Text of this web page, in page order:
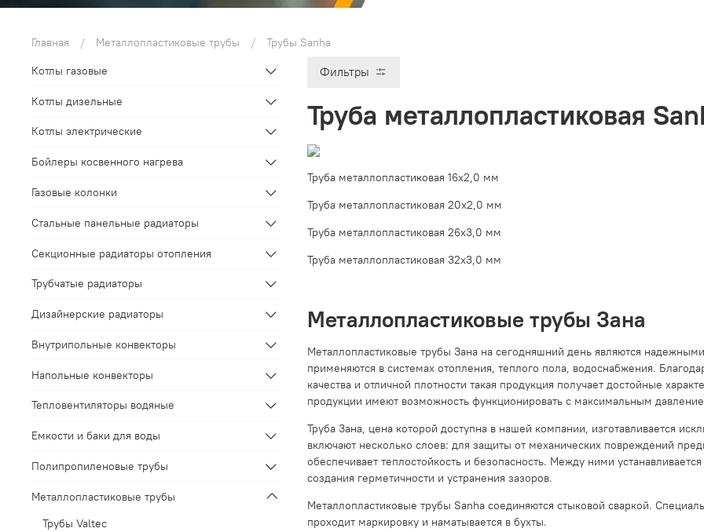
Главная Металлопластиковые трубы Трубы Sanha
Фильтры
Труба металлопластиковая
Труба металлопластиковая 16х2,0 мм
Труба металлопластиковая 20х2,0 мм
Труба металлопластиковая 26х3,0 мм
Труба металлопластиковая 32х3,0 мм
Металлопластиковые трубы Зана
Металлопластиковые трубы Зана на сегодняшний день являются
применяются в системах отопления, теплого пола, водоснабжения.
качества и отличной плотности такая продукция получает достойные
продукции имеют возможность функционировать с максимальным
Труба Зана, цена которой доступна в нашей компании, изготавливается
включают несколько слоев: для защиты от механических повреждений
обеспечивает теплостойкость и безопасность. Между ними
создания герметичности и устранения зазоров.
Металлопластиковые трубы Sanha соединяются стыковой сваркой.
проходит маркировку и наматывается в бухты.
Котлы газовые
Котлы дизельные
Котлы электрические
Бойлеры косвенного нагрева
Газовые колонки
Стальные панельные радиаторы
Секционные радиаторы отопления
Трубчатые радиаторы
Дизайнерские радиаторы
Внутрипольные конвекторы
Напольные конвекторы
Тепловентиляторы водяные
Емкости и баки для воды
Полипропиленовые трубы
Металлопластиковые трубы
Трубы Valtec